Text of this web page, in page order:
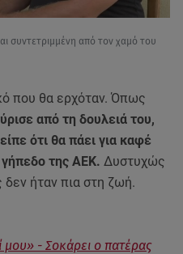
συντετριμμένη από τον χαμό του
που θα ερχόταν. Όπως
από τη δουλειά του,
ότι θα πάει για καφέ
της ΑΕΚ. Δυστυχώς
δεν ήταν πια στη ζωή.
μου» - Σοκάρει ο πατέρας